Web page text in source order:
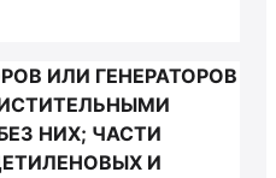
ИЛИ ГЕНЕРАТОРОВ
НИХ; ЧАСТИ
И